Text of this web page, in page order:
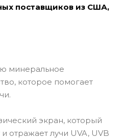
поставщиков из США,
минеральное
которое помогает
экран, который
отражает лучи UVA, UVB